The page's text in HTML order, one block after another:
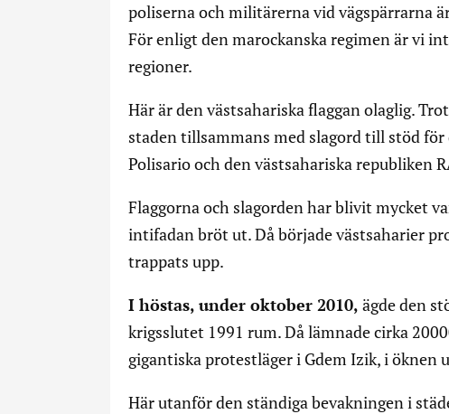
poliserna och militärerna vid vägspärrarna
För enligt den marockanska regimen är vi
regioner.
Här är den västsahariska flaggan olaglig.
staden tillsammans med slagord till stöd
Polisario och den västsahariska republiken
Flaggorna och slagorden har blivit mycket
intifadan bröt ut. Då började västsaharier
trappats upp.
I höstas, under oktober 2010, ägde den
krigsslutet 1991 rum. Då lämnade cirka
gigantiska protestläger i Gdem Izik, i öknen
Här utanför den ständiga bevakningen i